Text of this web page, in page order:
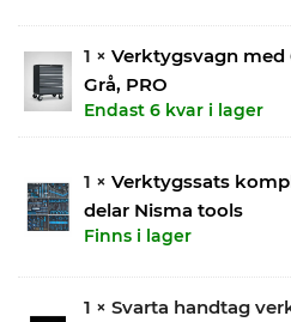
1 × Verktygsvagn med
Grå, PRO
Endast 6 kvar i lager
1 × Verktygssats
delar Nisma tools
Finns i lager
1 × Svarta handtag